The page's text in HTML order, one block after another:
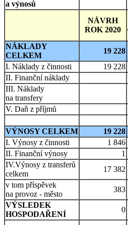
a výnosů
NÁVRH
ROK 2020
NÁKLADY
CELKEM
19 228
I. Náklady z činnosti
19 228
II. Finanční náklady
III. Náklady
na transfery
V. Daň z příjmů
VÝNOSY CELKEM 19 228
I. Výnosy z činnosti
1 846
II. Finanční výnosy
1
IV.Výnosy z transferů
celkem
17 382
v tom příspěvek
na provoz - město
383
VÝSLEDEK
HOSPODAŘENÍ
0